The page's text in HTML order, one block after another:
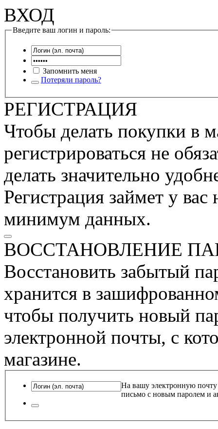
ВХОД
Введите ваш логин и пароль:
Запомнить меня
Потеряли пароль?
РЕГИСТРАЦИЯ
Чтобы делать покупки в
регистрироваться не
делать значительно
Регистрация займет у
минимум данных.
ВОССТАНОВЛЕНИЕ
Восстановить забытый
хранится в
чтобы получить новый
электронной почты, с
магазине.
На вашу электронную почту
письмо с новым паролем и